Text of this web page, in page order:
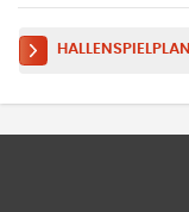
HALLENSPIELPLAN